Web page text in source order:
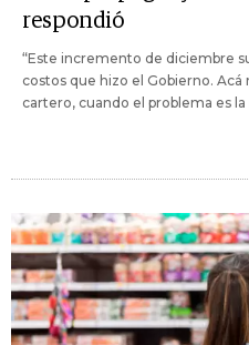
respondió
“Este incremento de diciembre
costos que hizo el Gobierno.
cartero, cuando el problema es